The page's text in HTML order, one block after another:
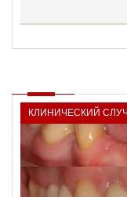
КЛИНИЧЕСКИЙ